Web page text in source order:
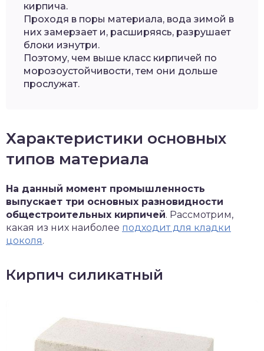
кирпича.
Проходя в поры материала, вода зимой в
них замерзает и, расширяясь, разрушает
блоки изнутри.
Поэтому, чем выше класс кирпичей по
морозоустойчивости, тем они дольше
прослужат.
Характеристики основных
типов материала
На данный момент промышленность
выпускает три основных разновидности
общестроительных кирпичей. Рассмотрим,
какая из них наиболее подходит для кладки
цоколя.
Кирпич силикатный